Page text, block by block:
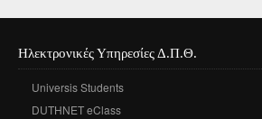
Ηλεκτρονικές Υπηρεσίες Δ.Π.Θ.
Universis Students
DUTHNET eClass